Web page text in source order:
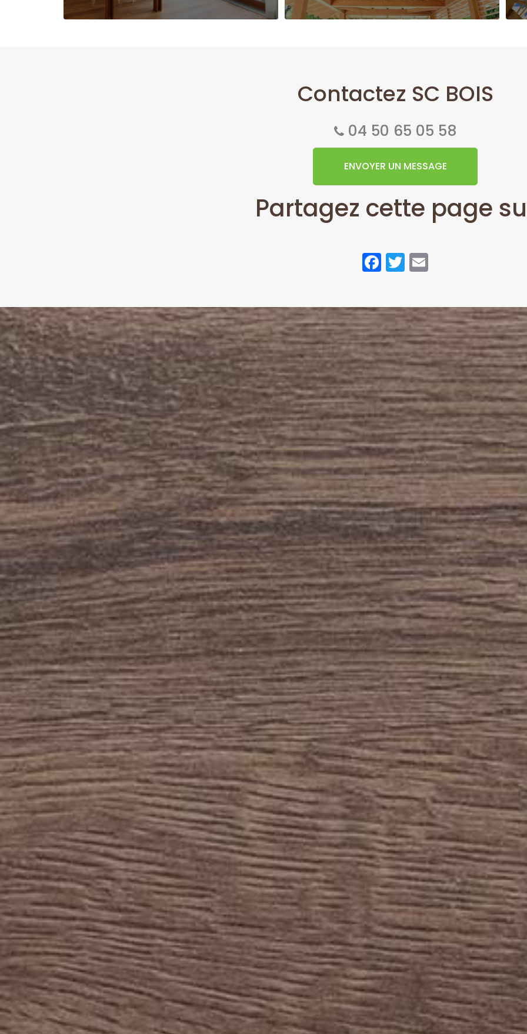
Contactez SC BOIS
04 50 65 05 58
ENVOYER UN MESSAGE
Partagez cette page
Facebook
Twitter